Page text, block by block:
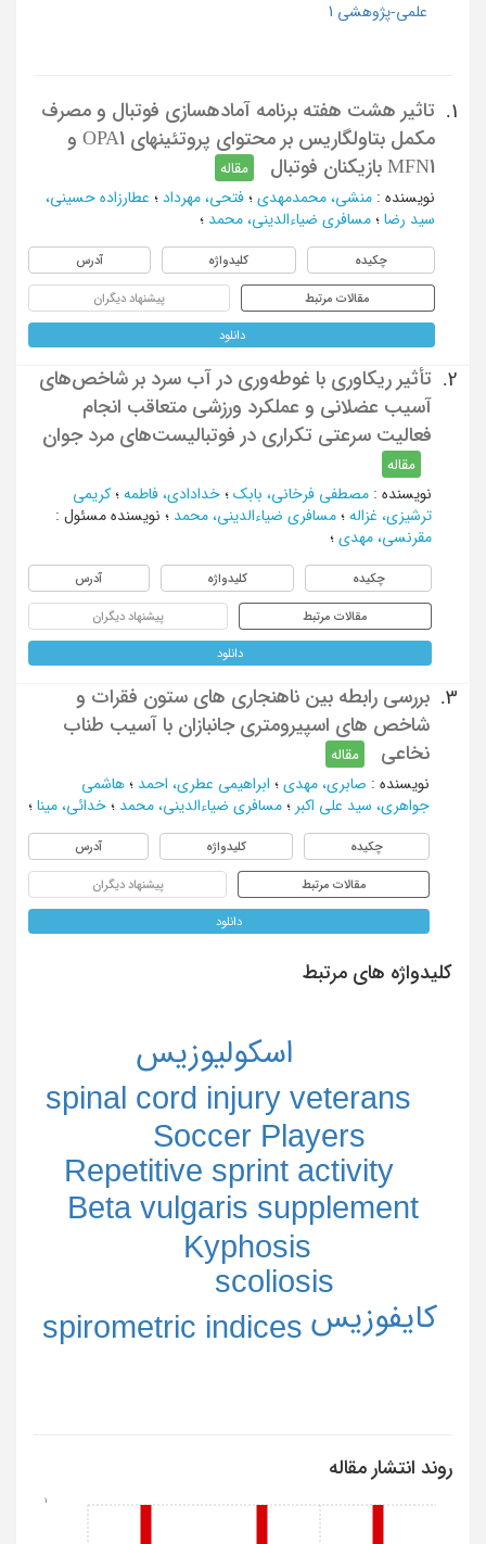
علمی-پژوهشی 1
1.
تاثیر هشت هفته برنامه آماده‏سازی فوتبال و مصرف
مکمل بتاولگاریس بر محتوای پروتئین‏های OPA1 و
MFN1 بازیکنان فوتبال
مقاله
نویسنده : منشی، محمدمهدی ؛ فتحی، مهرداد ؛ عطارزاده حسینی،
سید رضا ؛ مسافری ضیاءالدینی، محمد ؛
چکیده کلیدواژه آدرس
مقالات مرتبط پیشنهاد دیگران
دانلود
2.
تأثیر ریکاوری با غوطه‌وری در آب سرد بر شاخص‌های
آسیب عضلانی و عملکرد ورزشی متعاقب انجام
فعالیت سرعتی تکراری در فوتبالیست‌های مرد جوان
مقاله
نویسنده : مصطفی فرخانی، بابک ؛ خدادادی، فاطمه ؛ کریمی
ترشیزی، غزاله ؛ مسافری ضیاءالدینی، محمد ؛ نویسنده مسئول :
مقرنسی، مهدی ؛
چکیده کلیدواژه آدرس
مقالات مرتبط پیشنهاد دیگران
دانلود
3.
بررسی رابطه بین ناهنجاری های ستون فقرات و
شاخص های اسپیرومتری جانبازان با آسیب طناب
نخاعی
مقاله
نویسنده : صابری، مهدی ؛ ابراهیمی عطری، احمد ؛ هاشمی
جواهری، سید علی اکبر ؛ مسافری ضیاءالدینی، محمد ؛ خدائی، مینا ؛
چکیده کلیدواژه آدرس
مقالات مرتبط پیشنهاد دیگران
دانلود
کلیدواژه های مرتبط
Beta vulgaris supplement
Kyphosis
Repetitive sprint activity
scoliosis
Soccer Players
spinal cord injury veterans
spirometric indices
اسکولیوزیس
کایفوزیس
روند انتشار مقاله
1